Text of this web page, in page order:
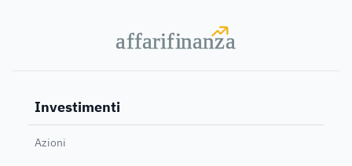
affarifinanza
affarifinanza
Investimenti
Azioni